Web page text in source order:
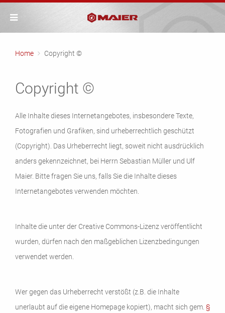
Home Copyright ©
Copyright ©
Alle Inhalte dieses Internetangebotes, insbesondere Texte,
Fotografien und Grafiken, sind urheberrechtlich geschützt
(Copyright). Das Urheberrecht liegt, soweit nicht ausdrücklich
anders gekennzeichnet, bei Herrn Sebastian Müller und Ulf
Maier. Bitte fragen Sie uns, falls Sie die Inhalte dieses
Internetangebotes verwenden möchten.
Inhalte die unter der Creative Commons-Lizenz veröffentlicht
wurden, dürfen nach den maßgeblichen Lizenzbedingungen
verwendet werden.
Wer gegen das Urheberrecht verstößt (z.B. die Inhalte
unerlaubt auf die eigene Homepage kopiert), macht sich gem. §